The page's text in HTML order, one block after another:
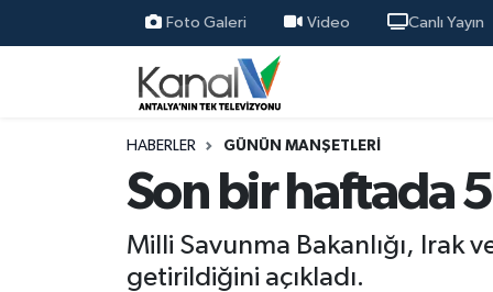
Foto Galeri Video Canlı Yayın
HABERLER GÜNÜN MANŞETLERI
Son bir haftada
Milli Savunma Bakanlığı, Irak
getirildiğini açıkladı.
Ana Haber
Antalya Haber
Nöbetçi Eczaneler
Hava Durumu
Trafik Durumu
Süper Lig Puan Durumu ve Fikstür